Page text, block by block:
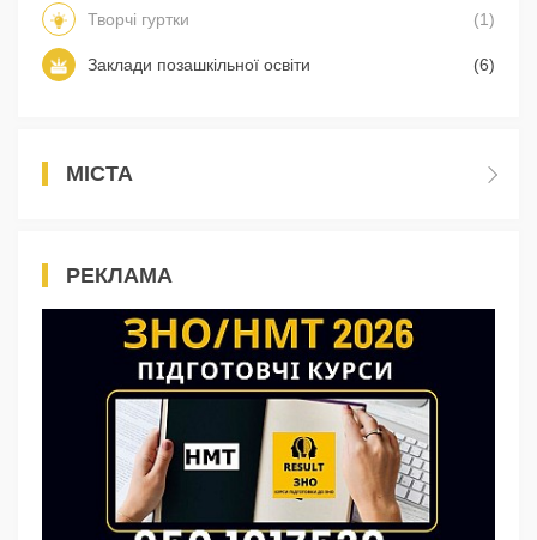
Творчі гуртки (1)
Заклади позашкільної освіти (6)
МІСТА
РЕКЛАМА